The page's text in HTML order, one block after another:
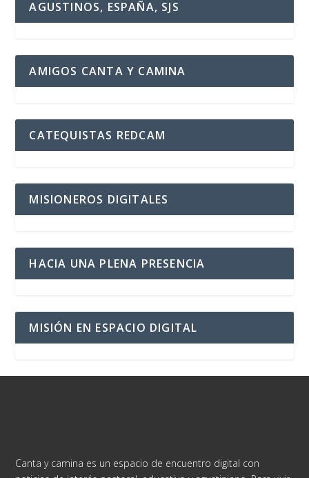
AGUSTINOS, ESPAÑA, SJS
AMIGOS CANTA Y CAMINA
CATEQUISTAS REDCAM
MISIONEROS DIGITALES
HACIA UNA PLENA PRESENCIA
MISIÓN EN ESPACIO DIGITAL
Canta y camina es un espacio de encuentro digital con